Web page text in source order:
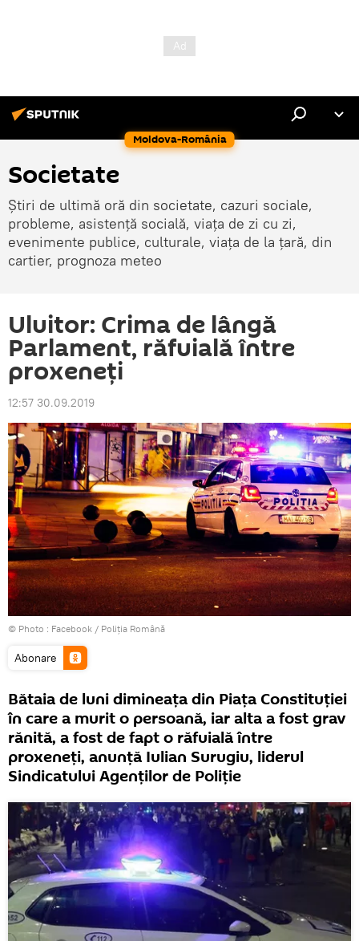
Moldova-România
Societate
Știri de ultimă oră din societate, cazuri sociale,
probleme, asistență socială, viața de zi cu zi,
evenimente publice, culturale, viața de la țară, din
cartier, prognoza meteo
Uluitor: Crima de lângă
Parlament, răfuială între
proxeneți
12:57 30.09.2019
© Photo : Facebook / Poliția Română
Abonare
Bătaia de luni dimineața din Piața Constituției
în care a murit o persoană, iar alta a fost grav
rănită, a fost de fapt o răfuială între
proxeneți, anunță Iulian Surugiu, liderul
Sindicatului Agenţilor de Poliţie